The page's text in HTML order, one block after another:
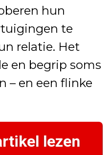
hun
te
relatie. Het
en begrip soms
– en een flinke
lezen